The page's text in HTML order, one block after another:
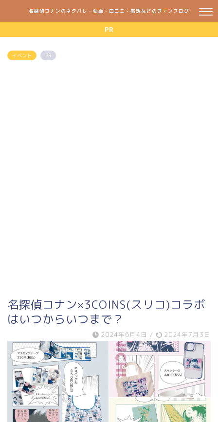
名探偵コナンのネタバレ・動画・口コミ・感想などのファンブログ
PR
イベント PR
名探偵コナン×3COINS(スリコ)コラボ
はいつからいつまで？
2024年6月4日 / 2024年7月3日